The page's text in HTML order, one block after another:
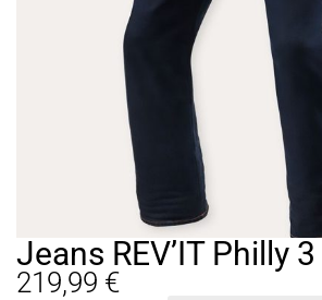
Jeans REV’IT Philly
219,99 €